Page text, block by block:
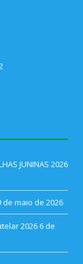
JUNINAS 2026
de maio de 2026
2026 6 de